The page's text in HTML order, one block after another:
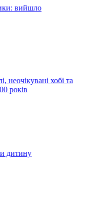
вийшло
хобі та
років
дитину